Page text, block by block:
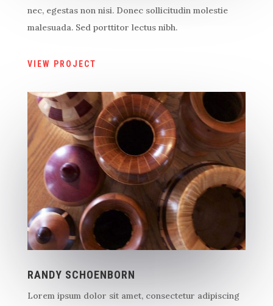
nec, egestas non nisi. Donec sollicitudin molestie
malesuada. Sed porttitor lectus nibh.
VIEW PROJECT
RANDY SCHOENBORN
Lorem ipsum dolor sit amet, consectetur adipiscing